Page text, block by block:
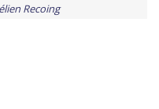
Recoing